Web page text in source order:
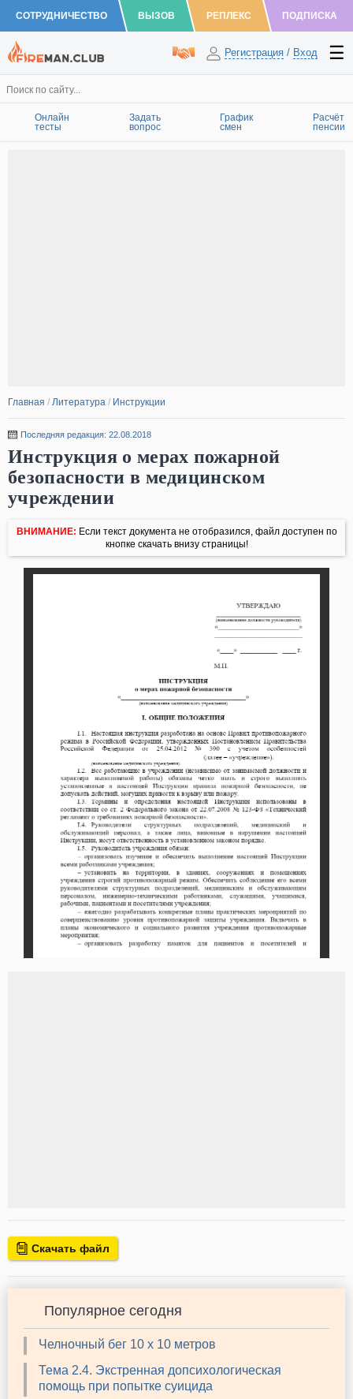
СОТРУДНИЧЕСТВО ВЫЗОВ РЕПЛЕКС ПОДПИСКА
Регистрация / Вход
Онлайн
тесты
Задать
вопрос
График
смен
Расчёт
пенсии
Главная / Литература / Инструкции
Последняя редакция: 22.08.2018
Инструкция о мерах пожарной
безопасности в медицинском
учреждении
ВНИМАНИЕ: Если текст документа не отобразился, файл доступен по
кнопке скачать внизу страницы!
Скачать файл
Популярное сегодня
Челночный бег 10 х 10 метров
Тема 2.4. Экстренная допсихологическая
помощь при попытке суицида